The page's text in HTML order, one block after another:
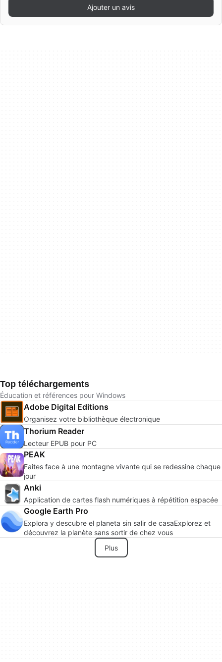
Ajouter un avis
Top téléchargements
Éducation et références pour Windows
Adobe Digital Editions
Organisez votre bibliothèque électronique
Thorium Reader
Lecteur EPUB pour PC
PEAK
Faites face à une montagne vivante qui se redessine chaque
jour
Anki
Application de cartes flash numériques à répétition espacée
Google Earth Pro
Explora y descubre el planeta sin salir de casaExplorez et
découvrez la planète sans sortir de chez vous
Plus